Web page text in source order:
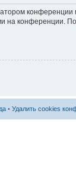
конференции
на конференции.
• Удалить cookies